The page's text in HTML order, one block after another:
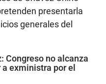
presentarla
generales del
Congreso no alcanza
exministra por el